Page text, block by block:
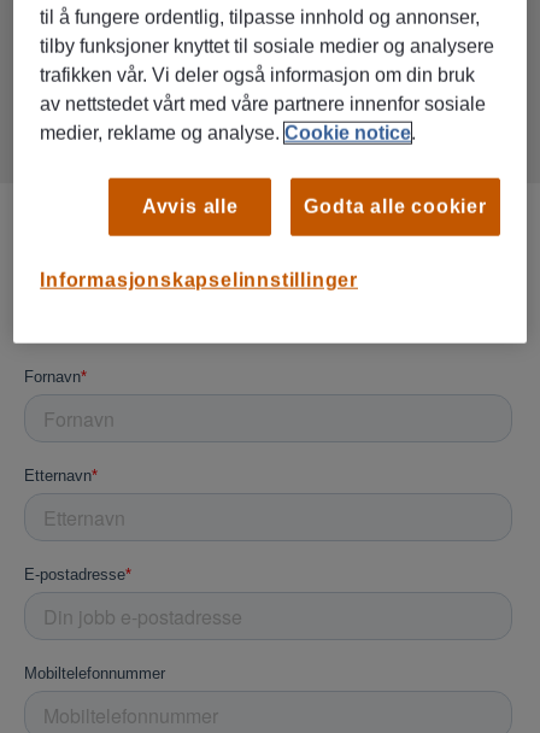
Tid: Onsdag 26. mars kl 17:00-21:00
Sted: Jotunheimen E-sportsenter,
Kjøpmannsgata 63, 7011 Trondheim
til å fungere ordentlig, tilpasse innhold og annonser,
tilby funksjoner knyttet til sosiale medier og analysere
trafikken vår. Vi deler også informasjon om din bruk
av nettstedet vårt med våre partnere innenfor sosiale
medier, reklame og analyse.Cookie notice.
Informasjonskapselinnstillinger
Avvis alle Godta alle cookier